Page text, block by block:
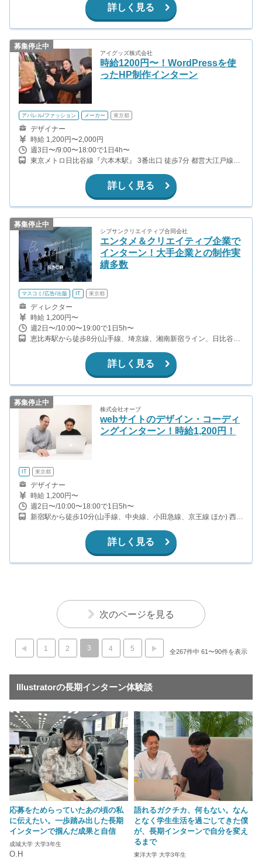
詳しく見る
募集停止中
アイグッズ株式会社
時給1200円〜！WordPressを使
ったHP制作インターン
アパレル/ファッション メーカー 東京都
デザイナー
時給 1,200円〜2,000円
週3日〜/9:00〜18:00で1日4h〜
東京メトロ日比谷線『六本木駅』 3番出口 徒歩7分 都営大江戸線
駅』 ２番出口 徒歩7分
詳しく見る
募集停止中
シブサンクリエイティブ合同会社
エンタメ＆クリエイティブ企業で
インターン！大手企業との制作実
績多数
マスコミ/広告/出版 IT 東京都
ディレクター
時給 1,200円〜
週2日〜/10:00〜19:00で1日5h〜
恵比寿駅から徒歩8分(山手線、埼京線、湘南新宿ライン、日比谷線)
詳しく見る
募集停止中
株式会社オーブ
webサイトのデザイン・コーディ
ングインターン！時給1,200円！
IT 東京都
デザイナー
時給 1,200円〜
週2日〜/10:00〜18:00で1日5h〜
新宿駅から徒歩10分(山手線、中央線、小田急線、京王線 ほか) 西新
詳しく見る
次のページを見る
1 2 3 4 5 全267件中 61〜90件を表示
Illustratorの長期インターン体験談
応募をためらっていたあの頃の私
に伝えたい。一歩踏み出した長期
インターンで掴んだ成果と自信
成城大学 大学3年生
O.H
語れるガクチカ、何もない。なん
となく学生生活を過ごしてきた僕
が、長期インターンで自分を変え
るまで
東洋大学 大学3年生